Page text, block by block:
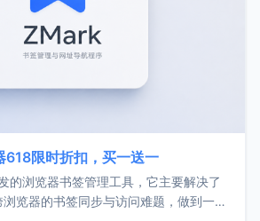
限时折扣，买一送一
的浏览器书签管理工具，它主要解决了
览器的书签同步与访问难题，做到一处